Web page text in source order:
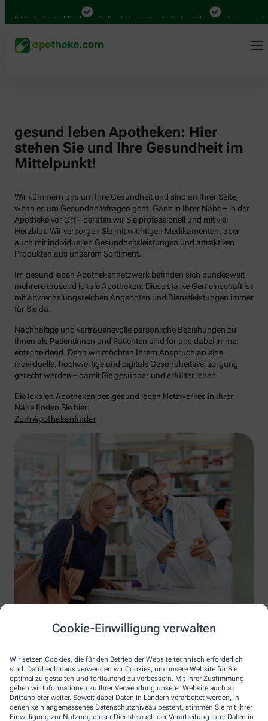
Cookie-Einwilligung verwalten
Wir setzen Cookies, die für den Betrieb der Website technisch erforderlich
sind. Darüber hinaus verwenden wir Cookies, um unsere Website für Sie
optimal zu gestalten und fortlaufend zu verbessern. Mit Ihrer Zustimmung
geben wir Informationen zu Ihrer Verwendung unserer Website auch an
Drittanbieter weiter. Soweit dabei Daten in Ländern verarbeitet werden, in
denen kein angemessenes Datenschutzniveau besteht, stimmen Sie mit Ihrer
Einwilligung zur Nutzung dieser Dienste auch der Verarbeitung Ihrer Daten in
Mal in Deutschland Online bei Ihrer Apotheke bestellen Bequem
gesund leben Apotheken: Hier
stehen Sie und Ihre Gesundheit im
Mittelpunkt!
Wir kümmern uns um Ihre Gesundheit und sind an Ihrer Seite,
wenn es um Gesundheitsfragen geht. Ganz in Ihrer Nähe – in der
Apotheke vor Ort – beraten wir Sie professionell und mit viel
Herzblut. Wir versorgen Sie mit wichtigen Medikamenten, aber
auch mit individuellen Gesundheitsleistungen und attraktiven
Produkten aus unserem Sortiment.
Im gesund leben Apothekennetzwerk befinden sich bundesweit
mehrere tausend lokale Apotheken. Diese starke Gemeinschaft ist
mit abwechslungsreichen Angeboten und Dienstleistungen immer
für Sie da.
Nachhaltige und vertrauensvolle persönliche Beziehungen zu
Ihnen als Patientinnen und Patienten sind für uns dabei immer
entscheidend. Denn wir möchten Ihrem Anspruch an eine
individuelle, hochwertige und digitale Gesundheitsversorgung
gerecht werden – damit Sie gesünder und erfüllter leben.
Die lokalen Apotheken des gesund leben Netzwerkes in Ihrer
Nähe finden Sie hier:
Zum Apothekenfinder